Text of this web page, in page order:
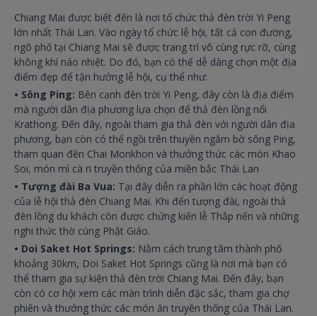
Chiang Mai được biết đến là nơi tổ chức thả đèn trời Yi Peng
lớn nhất Thái Lan. Vào ngày tổ chức lễ hội, tất cả con đường,
ngõ phố tại Chiang Mai sẽ được trang trí vô cùng rực rỡ, cùng
không khí náo nhiệt. Do đó, bạn có thể dễ dàng chọn một địa
điểm đẹp để tận hưởng lễ hội, cụ thể như:
• Sông Ping: Bên cạnh đèn trời Yi Peng, đây còn là địa điểm
mà người dân địa phương lựa chọn để thả đèn lồng nổi
Krathong. Đến đây, ngoài tham gia thả đèn với người dân địa
phương, bạn còn có thể ngồi trên thuyền ngắm bờ sông Ping,
tham quan đền Chai Monkhon và thưởng thức các món Khao
Soi, món mì cà ri truyền thống của miền bắc Thái Lan
• Tượng đài Ba Vua: Tại đây diễn ra phần lớn các hoạt động
của lễ hội thả đèn Chiang Mai. Khi đến tượng đài, ngoài thả
đèn lồng du khách còn được chứng kiến lễ Thắp nến và những
nghi thức thờ cúng Phật Giáo.
• Doi Saket Hot Springs: Nằm cách trung tâm thành phố
khoảng 30km, Doi Saket Hot Springs cũng là nơi mà bạn có
thể tham gia sự kiện thả đèn trời Chiang Mai. Đến đây, bạn
còn có cơ hội xem các màn trình diễn đặc sắc, tham gia chợ
phiên và thưởng thức các món ăn truyền thống của Thái Lan.